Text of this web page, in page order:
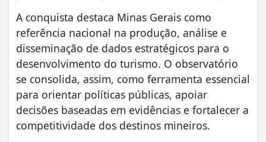
A conquista destaca Minas Gerais como
referência nacional na produção, análise e
disseminação de dados estratégicos para o
desenvolvimento do turismo. O observatório
se consolida, assim, como ferramenta essencial
para orientar políticas públicas, apoiar
decisões baseadas em evidências e fortalecer a
competitividade dos destinos mineiros.